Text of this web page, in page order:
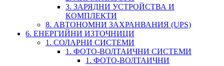
3. ЗАРЯДНИ УСТРОЙСТВА И
КОМПЛЕКТИ
8. АВТОНОМНИ ЗАХРАНВАНИЯ (UPS)
6. ЕНЕРГИЙНИ ИЗТОЧНИЦИ
1. СОЛАРНИ СИСТЕМИ
1. ФОТО-ВОЛТАИЧНИ СИСТЕМИ
1. ФОТО-ВОЛТАИЧНИ